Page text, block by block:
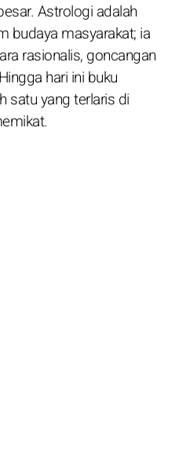
Astrologi adalah
budaya masyarakat; ia
rasionalis, goncangan
hari ini buku
satu yang terlaris di